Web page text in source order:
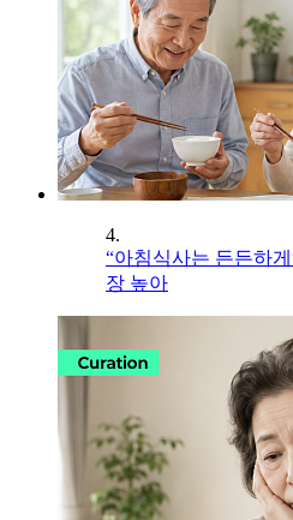
4.
“아침식사는 든든하
장 높아